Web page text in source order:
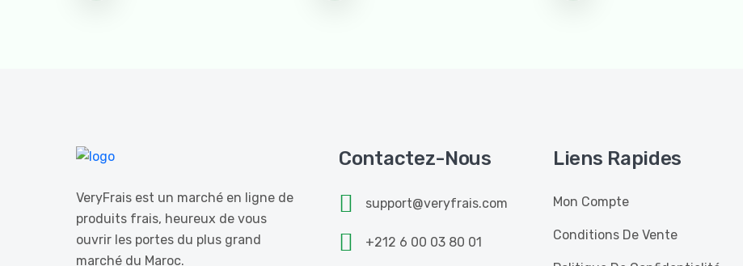
VeryFrais est un marché en ligne de
produits frais, heureux de vous
ouvrir les portes du plus grand
marché du Maroc.
Contactez-Nous
support@veryfrais.com
+212 6 00 03 80 01
Liens Rapides
Mon Compte
Conditions De Vente